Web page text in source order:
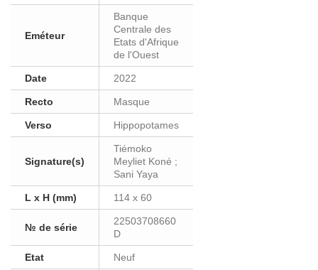
Eméteur
Banque
Centrale des
Etats d'Afrique
de l'Ouest
Date 2022
Recto Masque
Verso Hippopotames
Signature(s)
Tiémoko
Meyliet Koné ;
Sani Yaya
L x H (mm) 114 x 60
№ de série
22503708660
D
Etat Neuf